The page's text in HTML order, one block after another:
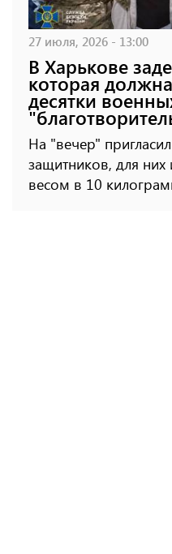
27 июля, 2026 - 13:00
В Харькове
которая
десятки
На "вечер"
защитников, для
весом в 10